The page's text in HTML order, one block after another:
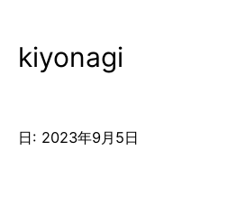
コ
ン
kiyonagi
日: 2023年9月5日